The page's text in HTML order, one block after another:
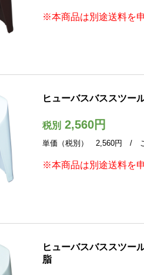
※本商品は別途送料を
ヒューバスバススツー
税別2,560円
単価（税別） 2,560円 /
※本商品は別途送料を
ヒューバスバススツー
脂